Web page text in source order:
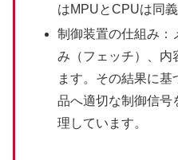
はMPUとCPUは同義
制御装置の仕組み：
み（フェッチ）、内
ます。その結果に
品へ適切な制御信号
理しています。